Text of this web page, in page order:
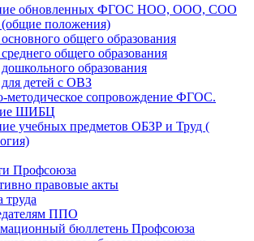
обновленных ФГОС НОО, ООО, СОО
положения)
общего образования
общего образования
образования
детей с ОВЗ
методическое сопровождение ФГОС.
ШИБЦ
учебных предметов ОБЗР и Труд (
Профсоюза
правовые акты
труда
ППО
бюллетень Профсоюза